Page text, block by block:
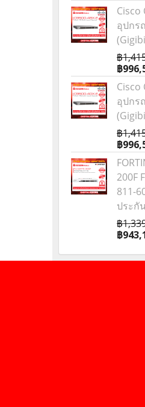
Cisco
อุปก
฿
฿
Cisco
อุปก
฿
฿
200F
811-
ประกั
฿
฿